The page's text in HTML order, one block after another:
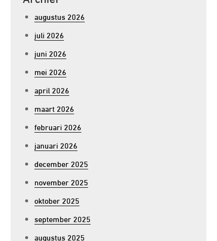
augustus 2026
juli 2026
juni 2026
mei 2026
april 2026
maart 2026
februari 2026
januari 2026
december 2025
november 2025
oktober 2025
september 2025
augustus 2025